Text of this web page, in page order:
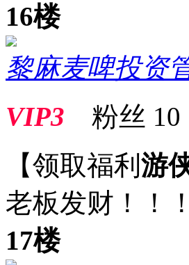
16楼
黎麻麦啤投资
VIP3 粉丝 10
【领取福利 游
老板发财！！
17楼